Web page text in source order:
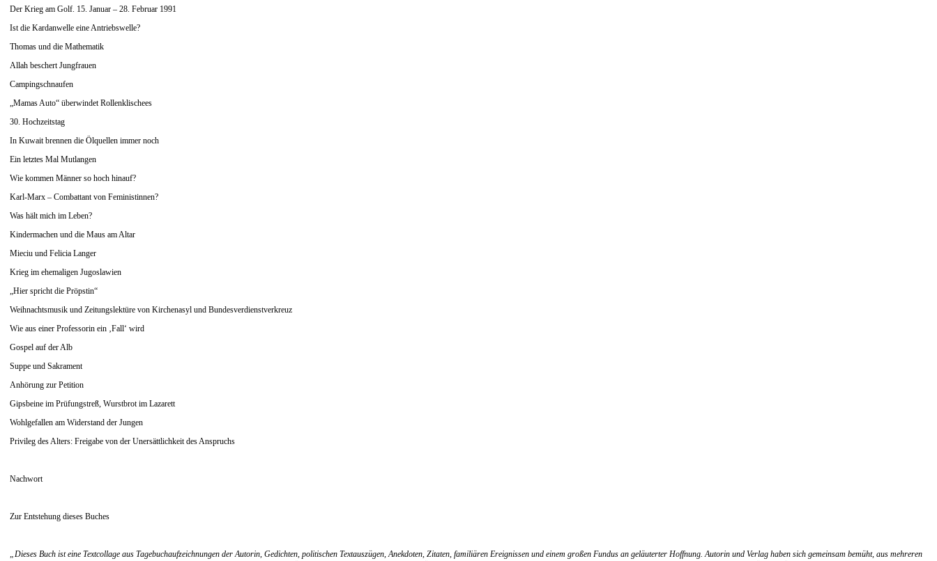
Der Krieg am Golf. 15. Januar – 28. Februar 1991
Ist die Kardanwelle eine Antriebswelle?
Thomas und die Mathematik
Allah beschert Jungfrauen
Campingschnaufen
„Mamas Auto“ überwindet Rollenklischees
30. Hochzeitstag
In Kuwait brennen die Ölquellen immer noch
Ein letztes Mal Mutlangen
Wie kommen Männer so hoch hinauf?
Karl-Marx – Combattant von Feministinnen?
Was hält mich im Leben?
Kindermachen und die Maus am Altar
Mieciu und Felicia Langer
Krieg im ehemaligen Jugoslawien
„Hier spricht die Pröpstin“
Weihnachtsmusik und Zeitungslektüre von Kirchenasyl und Bundesverdienstverkreuz
Wie aus einer Professorin ein ‚Fall‘ wird
Gospel auf der Alb
Suppe und Sakrament
Anhörung zur Petition
Gipsbeine im Prüfungstreß, Wurstbrot im Lazarett
Wohlgefallen am Widerstand der Jungen
Privileg des Alters: Freigabe von der Unersättlichkeit des Anspruchs
Nachwort
Zur Entstehung dieses Buches
„Dieses Buch ist eine Textcollage aus Tagebuchaufzeichnungen der Autorin, Gedichten, politischen Textauszügen, Anekdoten, Zitaten, familiären Ereignissen und einem großen Fundus an geläuterter Hoffnung. Autorin und Verlag haben sich gemeinsam bemüht, aus mehreren